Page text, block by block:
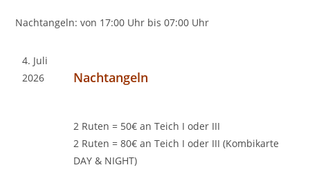
Nachtangeln: von 17:00 Uhr bis 07:00 Uhr
4. Juli
2026
Nachtangeln
2 Ruten = 50€ an Teich I oder III
2 Ruten = 80€ an Teich I oder III (Kombikarte
DAY & NIGHT)